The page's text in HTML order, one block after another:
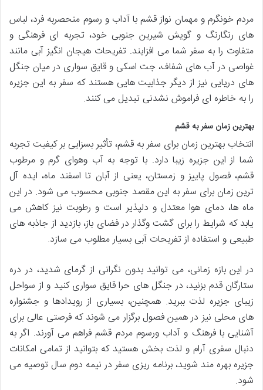
مردم خونگرم و مهمان نواز قشم با آداب و رسوم منحصربه فرد، لباس
های رنگارنگ و گویش شیرین جنوبی خود، تجربه ای فرهنگی و
متفاوت را به سفر شما می افزایند. تفریحات هیجان انگیز آبی مانند
غواصی در آب های شفاف، جت اسکی و قایق سواری در میان جنگل
های دریایی نیز از دیگر جذابیت هایی هستند که سفر به این جزیره
را به خاطره ای فراموش نشدنی تبدیل می کنند.
بهترین زمان سفر به قشم
انتخاب بهترین زمان برای سفر به قشم، تأثیر بسزایی بر کیفیت تجربه
شما از این جزیره زیبا دارد. با توجه به آب وهوای گرم و مرطوب
قشم، فصول پاییز و زمستان، یعنی از آبان تا اسفند ماه، ایده آل
ترین زمان برای سفر به این مقصد جنوبی محسوب می شود. در این
ماه ها، دمای هوا معتدل و دلپذیر است و رطوبت نیز کاهش می
یابد که شرایط را برای گشت وگذار در فضای باز، بازدید از جاذبه های
طبیعی و استفاده از تفریحات آبی بسیار مطلوب می سازد.
در این بازه زمانی، می توانید بدون نگرانی از گرمای شدید، در دره
ستارگان قدم بزنید، در جنگل های حرا قایق سواری کنید و از سواحل
زیبای جزیره لذت ببرید. همچنین، بسیاری از رویدادها و جشنواره
های محلی نیز در همین فصول برگزار می شوند که فرصتی عالی برای
آشنایی با فرهنگ و آداب ورسوم مردم قشم فراهم می آورند. اگر به
دنبال سفری آرام و لذت بخش هستید که بتوانید از تمامی امکانات
جزیره بهره مند شوید، برنامه ریزی سفر در نیمه دوم سال توصیه می
شود.